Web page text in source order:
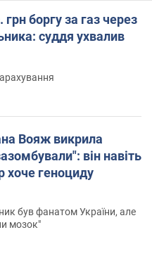
боргу за газ через
суддя ухвалив
Вояж викрила
він навіть
хоче геноциду
був фанатом України, але
мозок"